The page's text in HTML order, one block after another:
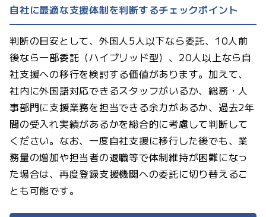
自社に最適な支援体制を判断するチェックポイント
判断の目安として、外国人5人以下なら委託、10人前
後なら一部委託（ハイブリッド型）、20人以上なら自
社支援への移行を検討する価値があります。加えて、
社内に外国語対応できるスタッフがいるか、総務・人
事部門に支援業務を担当できる余力があるか、過去2年
間の受入れ実績があるかを総合的に考慮して判断して
ください。なお、一度自社支援に移行した後でも、業
務量の増加や担当者の退職等で体制維持が困難になっ
た場合は、再度登録支援機関への委託に切り替えるこ
とも可能です。